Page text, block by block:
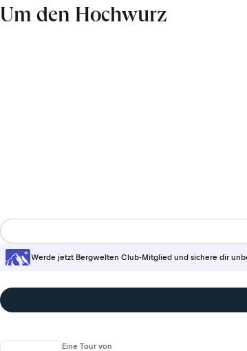
Um den Hochwurz
Werde jetzt Bergwelten Club-Mitglied und sichere dir
Eine Tour von